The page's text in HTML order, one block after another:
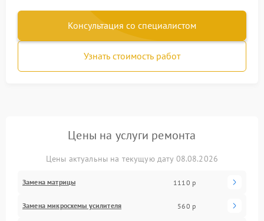
Консультация со специалистом
Узнать стоимость работ
Цены на услуги ремонта
Цены актуальны на текущую дату 08.08.2026
Замена матрицы 1110 р
Замена микросхемы усилителя 560 р